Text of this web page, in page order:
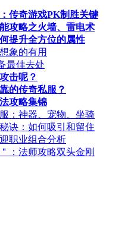
传奇游戏PK制胜关键
攻略之火墙、雷电术
提升全方位的属性
象的有用
最佳去处
击呢？
的传奇私服？
攻略集锦
：神器、宠物、坐骑
诀：如何吸引和留住
职业组合分析
：法师攻略双头金刚